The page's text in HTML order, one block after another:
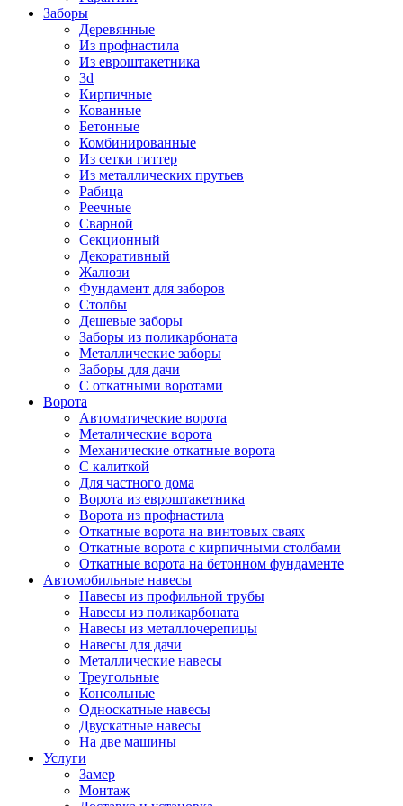
Заборы
Деревянные
Из профнастила
Из евроштакетника
3d
Кирпичные
Кованные
Бетонные
Комбинированные
Из сетки гиттер
Из металлических прутьев
Рабица
Реечные
Сварной
Секционный
Декоративный
Жалюзи
Фундамент для заборов
Столбы
Дешевые заборы
Заборы из поликарбоната
Металлические заборы
Заборы для дачи
С откатными воротами
Ворота
Автоматические ворота
Металические ворота
Механические откатные ворота
С калиткой
Для частного дома
Ворота из евроштакетника
Ворота из профнастила
Откатные ворота на винтовых сваях
Откатные ворота с кирпичными столбами
Откатные ворота на бетонном фундаменте
Автомобильные навесы
Навесы из профильной трубы
Навесы из поликарбоната
Навесы из металлочерепицы
Навесы для дачи
Металлические навесы
Треугольные
Консольные
Односкатные навесы
Двускатные навесы
На две машины
Услуги
Замер
Монтаж